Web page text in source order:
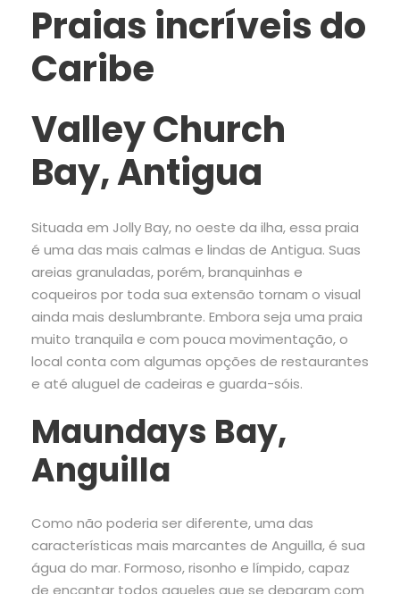
Praias incríveis do
Caribe
Valley Church
Bay, Antigua
Situada em Jolly Bay, no oeste da ilha, essa praia
é uma das mais calmas e lindas de Antigua. Suas
areias granuladas, porém, branquinhas e
coqueiros por toda sua extensão tornam o visual
ainda mais deslumbrante. Embora seja uma praia
muito tranquila e com pouca movimentação, o
local conta com algumas opções de restaurantes
e até aluguel de cadeiras e guarda-sóis.
Maundays Bay,
Anguilla
Como não poderia ser diferente, uma das
características mais marcantes de Anguilla, é sua
água do mar. Formoso, risonho e límpido, capaz